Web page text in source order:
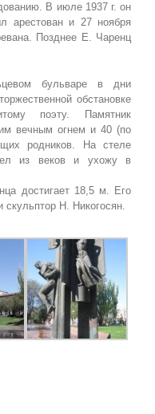
В июле 1937 г. он
арестован и 27 ноября
Позднее Е. Чаренц
бульваре в дни
обстановке
поэту. Памятник
вечным огнем и 40 (по
родников. На стеле
из веков и ухожу в
достигает 18,5 м. Его
скульптор Н. Никогосян.